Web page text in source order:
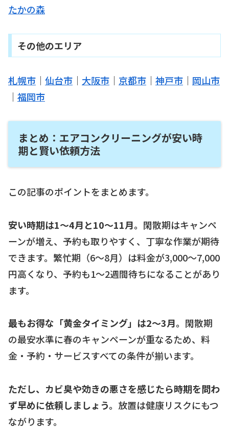
たかの森
その他のエリア
札幌市 ｜ 仙台市 ｜ 大阪市 ｜ 京都市 ｜ 神戸市 ｜ 岡山市
｜ 福岡市
まとめ：エアコンクリーニングが安い時
期と賢い依頼方法
この記事のポイントをまとめます。
安い時期は1〜4月と10〜11月。 閑散期はキャンペ
ーンが増え、予約も取りやすく、丁寧な作業が期待
できます。繁忙期（6〜8月）は料金が3,000〜7,000
円高くなり、予約も1〜2週間待ちになることがあり
ます。
最もお得な「黄金タイミング」は2〜3月。 閑散期
の最安水準に春のキャンペーンが重なるため、料
金・予約・サービスすべての条件が揃います。
ただし、カビ臭や効きの悪さを感じたら時期を問わ
ず早めに依頼しましょう。 放置は健康リスクにもつ
ながります。